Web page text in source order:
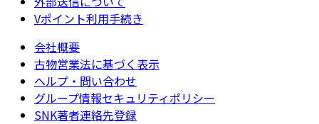
Vポイント利用手続き
会社概要
古物営業法に基づく表示
ヘルプ・問い合わせ
グループ情報セキュリティポリシー
SNK著者連絡先登録